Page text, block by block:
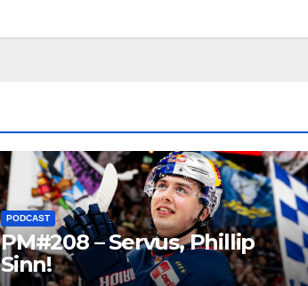
PODCAST
PM#208 – Servus, Phillip
Sinn!